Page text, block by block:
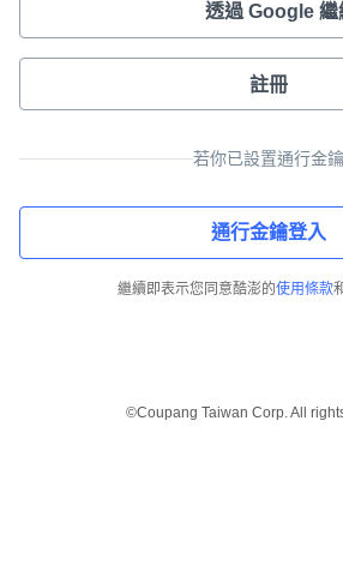
透過 Google 繼
註冊
若你已設置通行金鑰
通行金鑰登入
繼續即表示您同意酷澎的使用條款
©Coupang Taiwan Corp. All